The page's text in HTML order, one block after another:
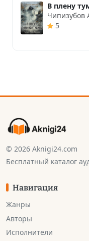
В плену
Чипизубов
5
© 2026 Aknigi24.com
Бесплатный каталог
Навигация
Жанры
Авторы
Исполнители